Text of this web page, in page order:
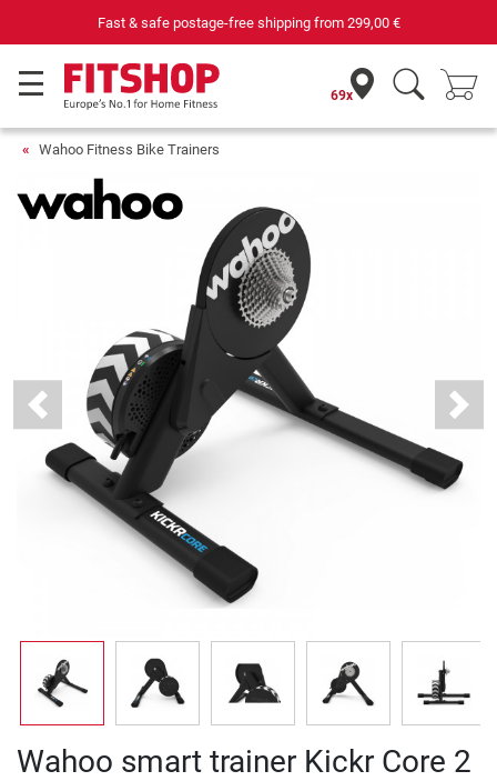
Your expert in home fitness for 42 years
69x
Wahoo Fitness Bike Trainers
Previous Next
Wahoo smart trainer Kickr Core 2